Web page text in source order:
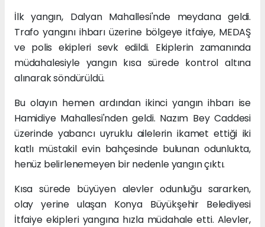
İlk yangın, Dalyan Mahallesi'nde meydana geldi.
Trafo yangını ihbarı üzerine bölgeye itfaiye, MEDAŞ
ve polis ekipleri sevk edildi. Ekiplerin zamanında
müdahalesiyle yangın kısa sürede kontrol altına
alınarak söndürüldü.
Bu olayın hemen ardından ikinci yangın ihbarı ise
Hamidiye Mahallesi'nden geldi. Nazım Bey Caddesi
üzerinde yabancı uyruklu ailelerin ikamet ettiği iki
katlı müstakil evin bahçesinde bulunan odunlukta,
henüz belirlenemeyen bir nedenle yangın çıktı.
Kısa sürede büyüyen alevler odunluğu sararken,
olay yerine ulaşan Konya Büyükşehir Belediyesi
İtfaiye ekipleri yangına hızla müdahale etti. Alevler,